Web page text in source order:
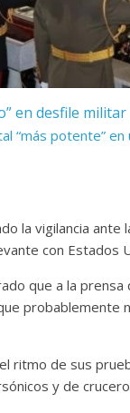
en desfile
“más potente”
la vigilancia ante
con Estados
que a la
probablemente
ritmo de sus
y de